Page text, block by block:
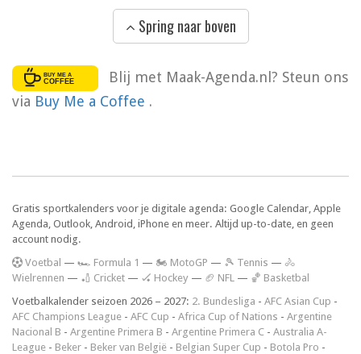
Spring naar boven
Blij met Maak-Agenda.nl? Steun ons
via Buy Me a Coffee .
Gratis sportkalenders voor je digitale agenda: Google Calendar, Apple
Agenda, Outlook, Android, iPhone en meer. Altijd up-to-date, en geen
account nodig.
Voetbal — 🏎️ Formula 1 — 🏍 MotoGP — 🎾 Tennis — 🚴
Wielrennen — 🏏 Cricket — 🏑 Hockey — 🏈 NFL — 🏀 Basketbal
Voetbalkalender seizoen 2026 – 2027: 2. Bundesliga - AFC Asian Cup -
AFC Champions League - AFC Cup - Africa Cup of Nations - Argentine
Nacional B - Argentine Primera B - Argentine Primera C - Australia A-
League - Beker - Beker van België - Belgian Super Cup - Botola Pro -